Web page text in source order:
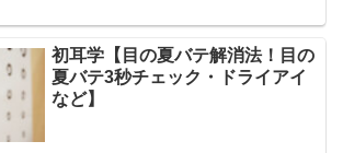
初耳学【目の夏バテ解消法！目の
夏バテ3秒チェック・ドライアイ
など】